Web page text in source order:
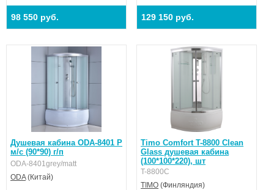
98 550 руб. 129 150 руб.
Душевая кабина ODA-8401 Р
м/с (90*90) г/п
ODA-8401grey/matt
ODA(Китай)
Timo Comfort T-8800 Clean
Glass душевая кабина
(100*100*220), шт
T-8800C
TIMO (Финляндия)